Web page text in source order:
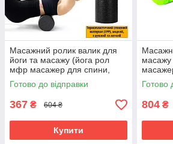
Масажний ролик валик для
йоги та масажу (йога рол
мфр масажер для спини,
шиї, ніг) 30x15см OSPORT
(OF-0314) Чорний
Готово до відправки
367 ₴ 604 ₴
Купити
Готово
804 ₴